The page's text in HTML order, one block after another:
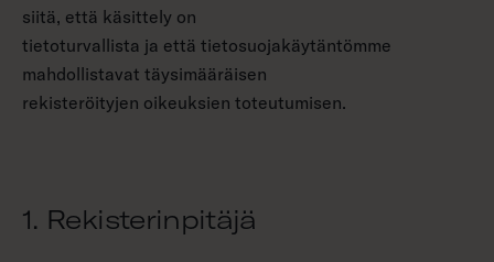
siitä, että käsittely on
tietoturvallista ja että tietosuojakäytäntömme
mahdollistavat täysimääräisen
rekisteröityjen oikeuksien toteutumisen.
1. Rekisterinpitäjä